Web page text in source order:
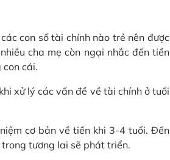
con số tài chính nào trẻ nên được
cha mẹ còn ngại nhắc đến tiền
con cái.
xử lý các vấn đề về tài chính ở tuổi
cơ bản về tiền khi 3-4 tuổi. Đến
tương lai sẽ phát triển.